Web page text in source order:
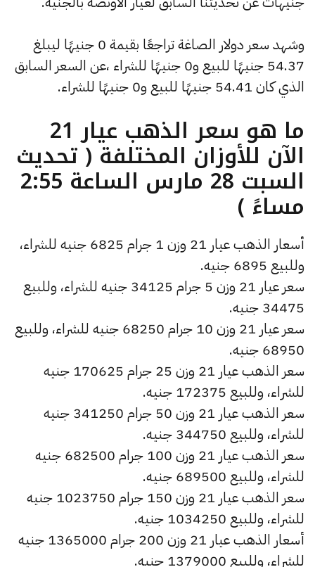
وشهد سعر دولار الصاغة تراجعًا بقيمة 0 جنيهًا ليبلغ
54.37 جنيهًا للبيع و0 جنيهًا للشراء ،عن السعر السابق
الذي كان 54.41 جنيهًا للبيع و0 جنيهًا للشراء.
ما هو سعر الذهب عيار 21
الآن للأوزان المختلفة ( تحديث
السبت 28 مارس الساعة 2:55
مساءً )
أسعار الذهب عيار 21 وزن 1 جرام 6825 جنيه للشراء،
وللبيع 6895 جنيه.
سعر عيار 21 وزن 5 جرام 34125 جنيه للشراء، وللبيع
34475 جنيه.
سعر عيار 21 وزن 10 جرام 68250 جنيه للشراء، وللبيع
68950 جنيه.
سعر الذهب عيار 21 وزن 25 جرام 170625 جنيه
للشراء، وللبيع 172375 جنيه.
سعر الذهب عيار 21 وزن 50 جرام 341250 جنيه
للشراء، وللبيع 344750 جنيه.
سعر الذهب عيار 21 وزن 100 جرام 682500 جنيه
للشراء، وللبيع 689500 جنيه.
سعر الذهب عيار 21 وزن 150 جرام 1023750 جنيه
للشراء، وللبيع 1034250 جنيه.
أسعار الذهب عيار 21 وزن 200 جرام 1365000 جنيه
للشراء، وللبيع 1379000 جنيه.